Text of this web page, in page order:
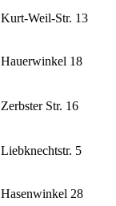
Kurt-Weil-Str. 13
Hauerwinkel 18
Zerbster Str. 16
Liebknechtstr. 5
Hasenwinkel 28